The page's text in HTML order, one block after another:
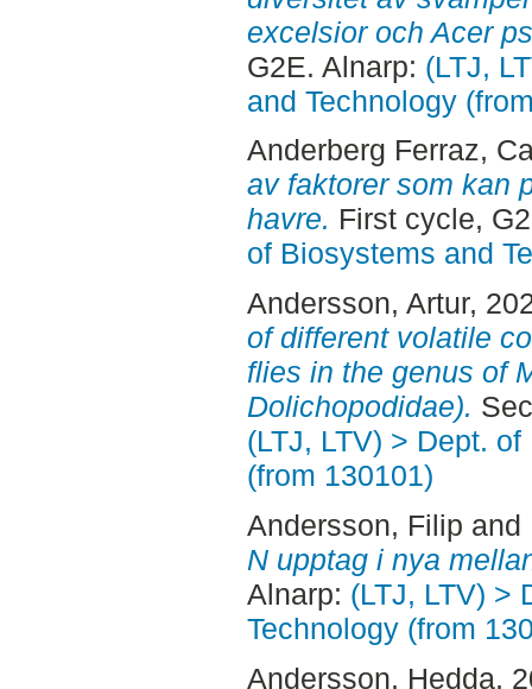
excelsior och Acer
G2E. Alnarp: (LTJ,
and Technology
Anderberg Ferraz,
av faktorer som kan
havre. First cycle,
of Biosystems and
Andersson, Artur,
of different volatile
flies in the genus of
Dolichopodidae).
(LTJ, LTV) > Dept.
(from 130101)
Andersson, Filip and
N upptag i nya
Alnarp: (LTJ, LTV) >
Technology (from
Andersson, Hedda,